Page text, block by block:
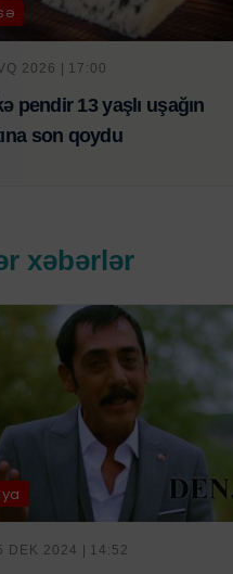
2026 | 17:00
pendir 13 yaşlı uşağın
son qoydu
xəbərlər
DEK 2024 | 14:52